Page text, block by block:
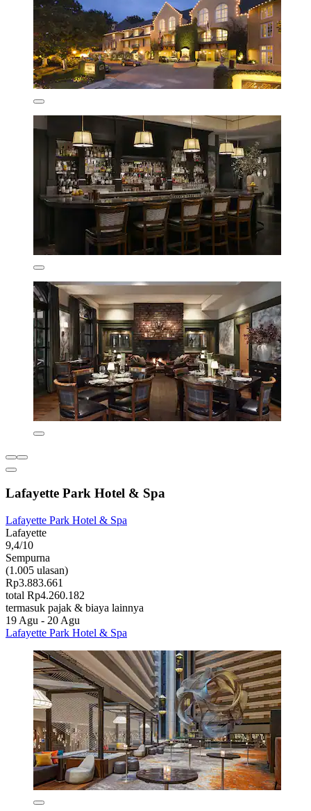
Lafayette Park Hotel & Spa
Lafayette Park Hotel & Spa
Lafayette
9,4/10
Sempurna
(1.005 ulasan)
Rp3.883.661
total Rp4.260.182
termasuk pajak & biaya lainnya
19 Agu - 20 Agu
Lafayette Park Hotel & Spa